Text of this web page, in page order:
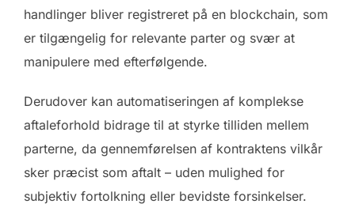
handlinger bliver registreret på en blockchain, som
er tilgængelig for relevante parter og svær at
manipulere med efterfølgende.
Derudover kan automatiseringen af komplekse
aftaleforhold bidrage til at styrke tilliden mellem
parterne, da gennemførelsen af kontraktens vilkår
sker præcist som aftalt – uden mulighed for
subjektiv fortolkning eller bevidste forsinkelser.